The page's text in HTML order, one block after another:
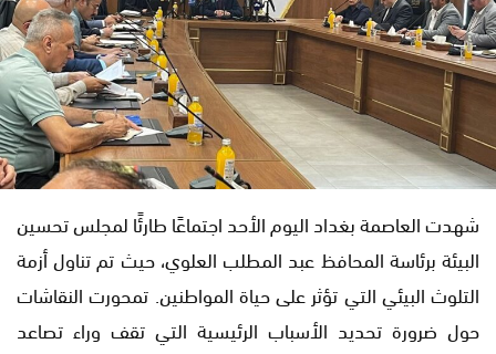
شهدت العاصمة بغداد اليوم الأحد اجتماعًا طارئًا لمجلس تحسين
البيئة برئاسة المحافظ عبد المطلب العلوي، حيث تم تناول أزمة
التلوث البيئي التي تؤثر على حياة المواطنين. تمحورت النقاشات
حول ضرورة تحديد الأسباب الرئيسية التي تقف وراء تصاعد